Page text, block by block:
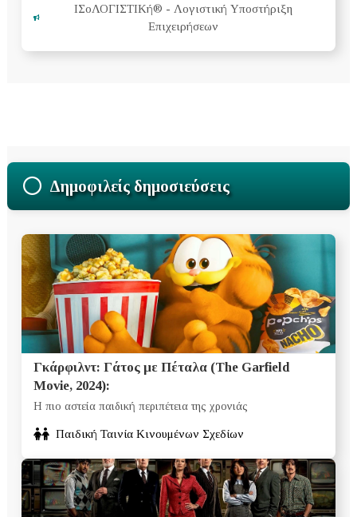
ΙΣοΛΟΓΙΣΤΙΚή® - Λογιστική Υποστήριξη
Επιχειρήσεων
Δημοφιλείς δημοσιεύσεις
Γκάρφιλντ: Γάτος με Πέταλα (The Garfield
Movie, 2024):
Η πιο αστεία παιδική περιπέτεια της χρονιάς
Παιδική Ταινία Κινουμένων Σχεδίων